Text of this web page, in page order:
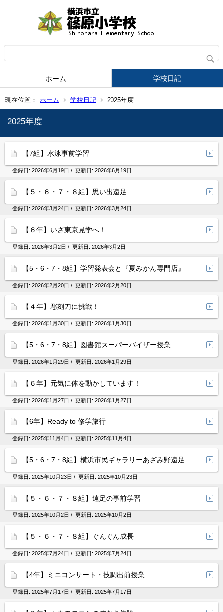
ホーム 学校日記
現在位置： ホーム 学校日記 2025年度
2025年度
【7組】水泳事前学習
登録日: 2026年6月19日 / 更新日: 2026年6月19日
【５・６・７・８組】思い出遠足
登録日: 2026年3月24日 / 更新日: 2026年3月24日
【６年】いざ東京見学へ！
登録日: 2026年3月2日 / 更新日: 2026年3月2日
【5・6・7・8組】学習発表会と『夏みかん専門店』
登録日: 2026年2月20日 / 更新日: 2026年2月20日
【４年】彫刻刀に挑戦！
登録日: 2026年1月30日 / 更新日: 2026年1月30日
【5・6・7・8組】図書館スーパーバイザー授業
登録日: 2026年1月29日 / 更新日: 2026年1月29日
【６年】元気に体を動かしています！
登録日: 2026年1月27日 / 更新日: 2026年1月27日
【6年】Ready to 修学旅行
登録日: 2025年11月4日 / 更新日: 2025年11月4日
【5・6・7・8組】横浜市民ギャラリーあざみ野遠足
登録日: 2025年10月23日 / 更新日: 2025年10月23日
【５・６・７・８組】遠足の事前学習
登録日: 2025年10月2日 / 更新日: 2025年10月2日
【５・６・７・８組】ぐんぐん成長
登録日: 2025年7月24日 / 更新日: 2025年7月24日
【4年】ミニコンサート・技調出前授業
登録日: 2025年7月17日 / 更新日: 2025年7月17日